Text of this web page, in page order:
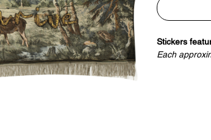
Stickers
Each